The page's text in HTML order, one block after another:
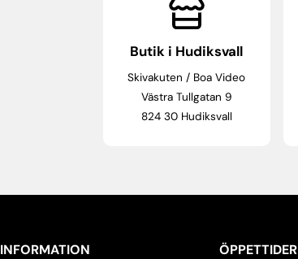
Butik i Hudiksvall
Skivakuten / Boa Video
Västra Tullgatan 9
824 30 Hudiksvall
INFORMATION ÖPPETTIDER